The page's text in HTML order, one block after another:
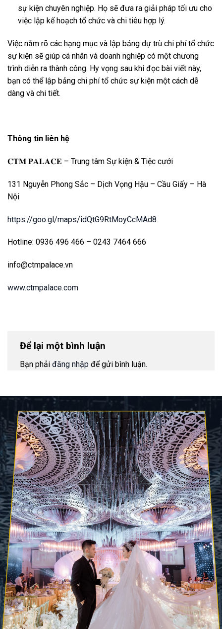
sự kiện chuyên nghiệp. Họ sẽ đưa ra giải pháp tối ưu cho
việc lập kế hoạch tổ chức và chi tiêu hợp lý.
Việc nắm rõ các hạng mục và lập bảng dự trù chi phí tổ chức
sự kiện sẽ giúp cá nhân và doanh nghiệp có một chương
trình diễn ra thành công. Hy vọng sau khi đọc bài viết này,
bạn có thể lập bảng chi phí tổ chức sự kiện một cách dễ
dàng và chi tiết.
Thông tin liên hệ
𝐂𝐓𝐌 𝐏𝐀𝐋𝐀𝐂𝐄 – Trung tâm Sự kiện & Tiệc cưới
131 Nguyễn Phong Sắc – Dịch Vọng Hậu – Cầu Giấy – Hà
Nội
https://goo.gl/maps/idQtG9RtMoyCcMAd8
Hotline: 0936 496 466 – 0243 7464 666
info@ctmpalace.vn
www.ctmpalace.com
Để lại một bình luận
Bạn phải đăng nhập để gửi bình luận.